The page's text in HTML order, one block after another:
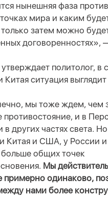
нынешняя фаза
мира и каким
затем можно
договоренностях»,
политолог, в
Китая ситуация
мы тоже ждем, чем
противостояние, и в
в других частях света.
Китая и США, у России
больше общих точек
Мы
примерно одинаково,
нами более